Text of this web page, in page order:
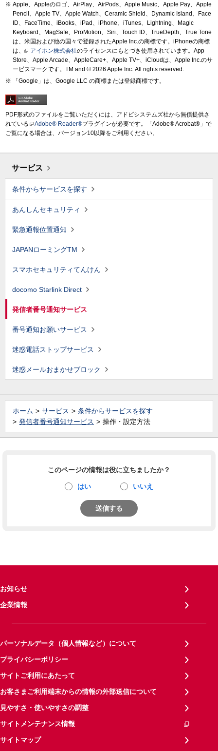
Apple、Appleのロゴ、AirPlay、AirPods、Apple Music、Apple Pay、Apple
Pencil、Apple TV、Apple Watch、Ceramic Shield、Dynamic Island、Face
ID、FaceTime、iBooks、iPad、iPhone、iTunes、Lightning、Magic
Keyboard、MagSafe、ProMotion、Siri、Touch ID、TrueDepth、True Tone
は、米国および他の国々で登録されたApple Inc.の商標です。iPhoneの商標
は、
アイホン株式会社のライセンスにもとづき使用されています。App
Store、Apple Arcade、AppleCare+、Apple TV+、iCloudは、Apple Inc.のサ
ービスマークです。TM and © 2026 Apple Inc. All rights reserved.
「Google」は、Google LLC の商標または登録商標です。
PDF形式のファイルをご覧いただくには、アドビシステムズ社から無償提供さ
れている
Adobe® Reader®プラグインが必要です。「Adobe® Acrobat®」で
ご覧になる場合は、バージョン10以降をご利用ください。
サービス
条件からサービスを探す
あんしんセキュリティ
緊急通報位置通知
JAPANローミングTM
スマホセキュリティてんけん
docomo Starlink Direct
発信者番号通知サービス
番号通知お願いサービス
迷惑電話ストップサービス
迷惑メールおまかせブロック
ホーム サービス
条件からサービスを探す
発信者番号通知サービス
操作・設定方法
このページの情報は役に立ちましたか？
はい いいえ
送信する
お知らせ
企業情報
パーソナルデータ（個人情報など）について
プライバシーポリシー
サイトご利用にあたって
お客さまご利用端末からの情報の外部送信について
見やすさ・使いやすさの調整
サイトメンテナンス情報
サイトマップ